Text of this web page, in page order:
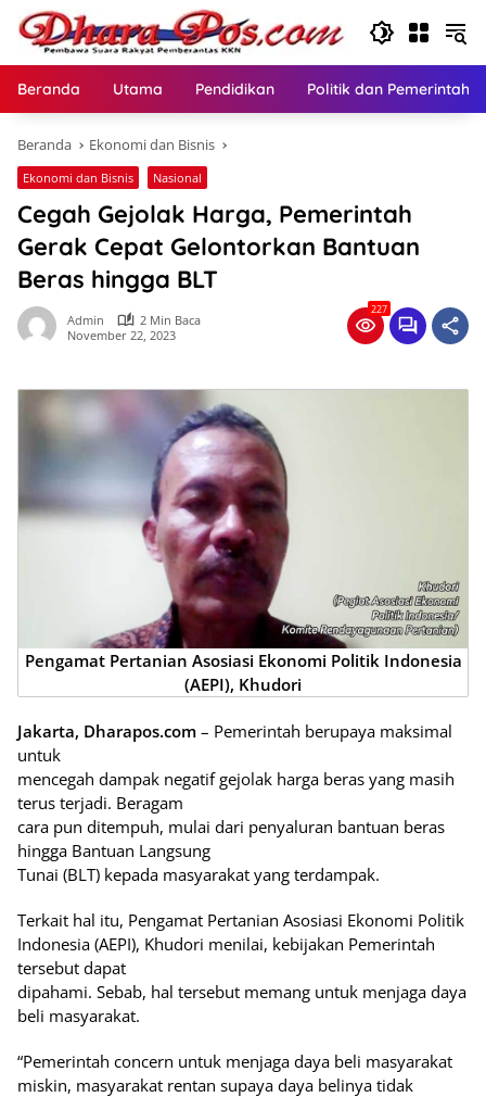
Langsung
konten
Beranda Utama Pendidikan Politik dan
Beranda Ekonomi dan Bisnis
Ekonomi dan Bisnis Nasional
Cegah Gejolak Harga, Pemerintah
Gerak Cepat Gelontorkan Bantuan
Beras hingga BLT
Admin
2 Min Baca
November 22, 2023
227
Pengamat Pertanian Asosiasi Ekonomi Politik Indonesia
(AEPI), Khudori
Jakarta, Dharapos.com – Pemerintah berupaya maksimal
untuk
mencegah dampak negatif gejolak harga beras yang masih
terus terjadi. Beragam
cara pun ditempuh, mulai dari penyaluran bantuan beras
hingga Bantuan Langsung
Tunai (BLT) kepada masyarakat yang terdampak.
Terkait hal itu, Pengamat Pertanian Asosiasi Ekonomi Politik
Indonesia (AEPI), Khudori menilai, kebijakan Pemerintah
tersebut dapat
dipahami. Sebab, hal tersebut memang untuk menjaga daya
beli masyarakat.
“Pemerintah concern untuk menjaga daya beli masyarakat
miskin, masyarakat rentan supaya daya belinya tidak